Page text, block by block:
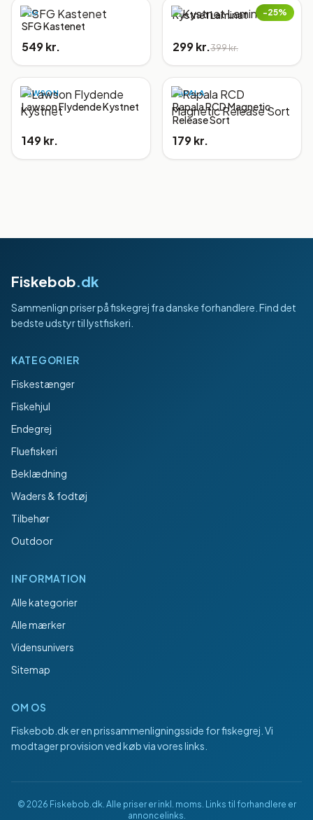
SFG
SFG Kastenet
549 kr.
−25%
Kystnet Laminat
299 kr.399 kr.
LAWSON
Lawson Flydende Kystnet
149 kr.
RAPALA
Rapala RCD Magnetic
Release Sort
179 kr.
Fiskebob.dk
Sammenlign priser på fiskegrej fra danske forhandlere. Find det
bedste udstyr til lystfiskeri.
KATEGORIER
Fiskestænger
Fiskehjul
Endegrej
Fluefiskeri
Beklædning
Waders & fodtøj
Tilbehør
Outdoor
INFORMATION
Alle kategorier
Alle mærker
Vidensunivers
Sitemap
OM OS
Fiskebob.dker en prissammenligningsside for fiskegrej. Vi
modtager provision ved køb via vores links.
© 2026 Fiskebob.dk. Alle priser er inkl. moms. Links til forhandlere er
annoncelinks.